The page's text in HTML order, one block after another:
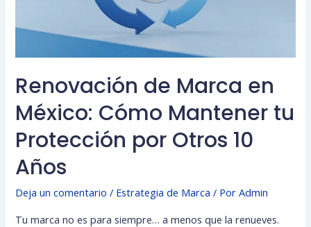
Renovación de Marca en
México: Cómo Mantener tu
Protección por Otros 10
Años
Deja un comentario / Estrategia de Marca / PorAdmin
Tu marca no es para siempre… a menos que la renueves.